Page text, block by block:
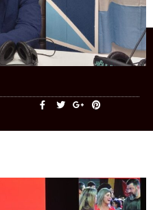
+54 9 3415 41-3086